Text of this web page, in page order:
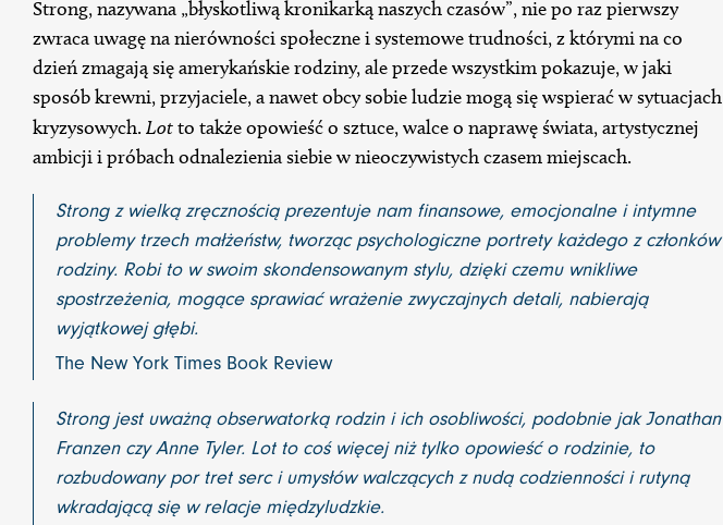
Strong, nazywana „błyskotliwą kronikarką naszych czasów”, nie po raz pierwszy
zwraca uwagę na nierówności społeczne i systemowe trudności, z którymi na co
dzień zmagają się amerykańskie rodziny, ale przede wszystkim pokazuje, w jaki
sposób krewni, przyjaciele, a nawet obcy sobie ludzie mogą się wspierać w sytuacjach
kryzysowych. Lotto także opowieść o sztuce, walce o naprawę świata, artystycznej
ambicji i próbach odnalezienia siebie w nieoczywistych czasem miejscach.
Strong z wielką zręcznością prezentuje nam finansowe, emocjonalne i intymne
problemy trzech małżeństw, tworząc psychologiczne portrety każdego z członków
rodziny. Robi to w swoim skondensowanym stylu, dzięki czemu wnikliwe
spostrzeżenia, mogące sprawiać wrażenie zwyczajnych detali, nabierają
wyjątkowej głębi.
The New York Times Book Review
Strong jest uważną obserwatorką rodzin i ich osobliwości, podobnie jak Jonathan
Franzen czy Anne Tyler. Lot to coś więcej niż tylko opowieść o rodzinie, to
rozbudowany por tret serc i umysłów walczących z nudą codzienności i rutyną
wkradającą się w relacje międzyludzkie.